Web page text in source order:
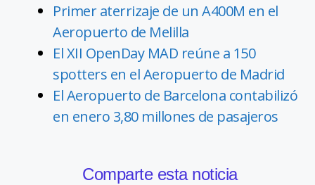
Primer aterrizaje de un A400M en el
Aeropuerto de Melilla
El XII OpenDay MAD reúne a 150
spotters en el Aeropuerto de Madrid
El Aeropuerto de Barcelona contabilizó
en enero 3,80 millones de pasajeros
Comparte esta noticia